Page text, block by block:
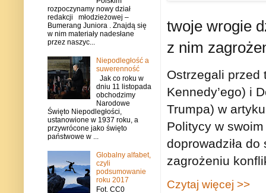
twoje wrogie
z nim
Ostrzegali przed
Kennedy’ego) i
Trumpa) w
Politycy w
doprowadziła do
zagrożeniu
Czytaj więcej >>
rozpoczynamy nowy dział
redakcji młodzieżowej –
Bumerang Juniora . Znajdą się
w nim materiały nadesłane
przez naszyc...
Niepodległość a
suwerenność
Jak co roku w
dniu 11 listopada
obchodzimy
Narodowe
Święto Niepodległości,
ustanowione w 1937 roku, a
przywrócone jako święto
państwowe w ...
Globalny alfabet,
czyli
podsumowanie
roku 2017
Fot. CC0